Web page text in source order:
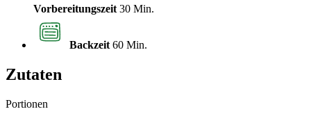
Vorbereitungszeit 30 Min.
Backzeit 60 Min.
Zutaten
Portionen